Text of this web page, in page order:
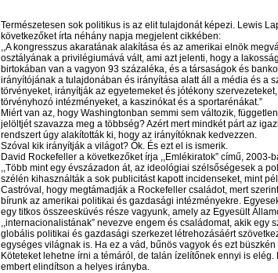
Természetesen sok politikus is az elit tulajdonát képezi. Lewis
következőket írta néhány napja megjelent cikkében:
,,A kongresszus akaratának alakítása és az amerikai elnök
osztályának a privilégiumává vált, ami azt jelenti, hogy a
birtokában van a vagyon 93 százaléka, és a társaságok és
irányítójának a tulajdonában és irányítása alatt áll a média és a
törvényeket, irányítják az egyetemeket és jótékony
törvényhozó intézményeket, a kaszinókat és a sportarénákat.”
Miért van az, hogy Washingtonban semmi sem változik,
jelöltjét szavazza meg a többség? Azért mert mindkét párt az
rendszert úgy alakították ki, hogy az irányítóknak kedvezzen.
Szóval kik irányítják a világot? Ők. És ezt el is ismerik.
David Rockefeller a következőket írja ,,Emlékiratok” című, 2003-
,,Több mint egy évszázadon át, az ideológiai szélsőségesek a
szélén kihasználták a sok publicitást kapott incidenseket, mint
Castróval, hogy megtámadják a Rockefeller családot, mert
bírunk az amerikai politikai és gazdasági intézményekre.
egy titkos összeesküvés része vagyunk, amely az Egyesült
,,internacionalistának” nevezve engem és családomat, akik egy
globális politikai és gazdasági szerkezet létrehozásáért
egységes világnak is. Ha ez a vád, bűnös vagyok és ezt büszkén
Köteteket lehetne írni a témáról, de talán ízelítőnek ennyi is
embert elindítson a helyes irányba.